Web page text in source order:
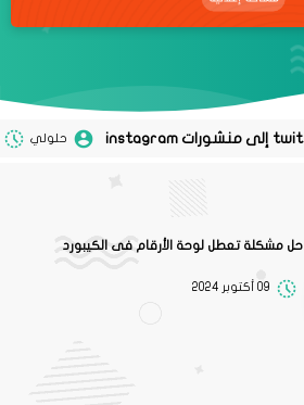
حلولي 02 نوفمبر 2020
حل مشكلة تعطل لوحة الأرقام فى الكيبورد
09 أكتوبر 2024